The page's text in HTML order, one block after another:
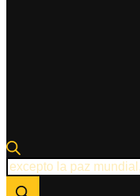
Búsqueda
de
productos